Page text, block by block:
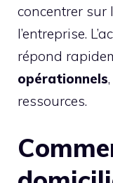
concentrer sur
l’entreprise.
répond
opérationnels
ressources.